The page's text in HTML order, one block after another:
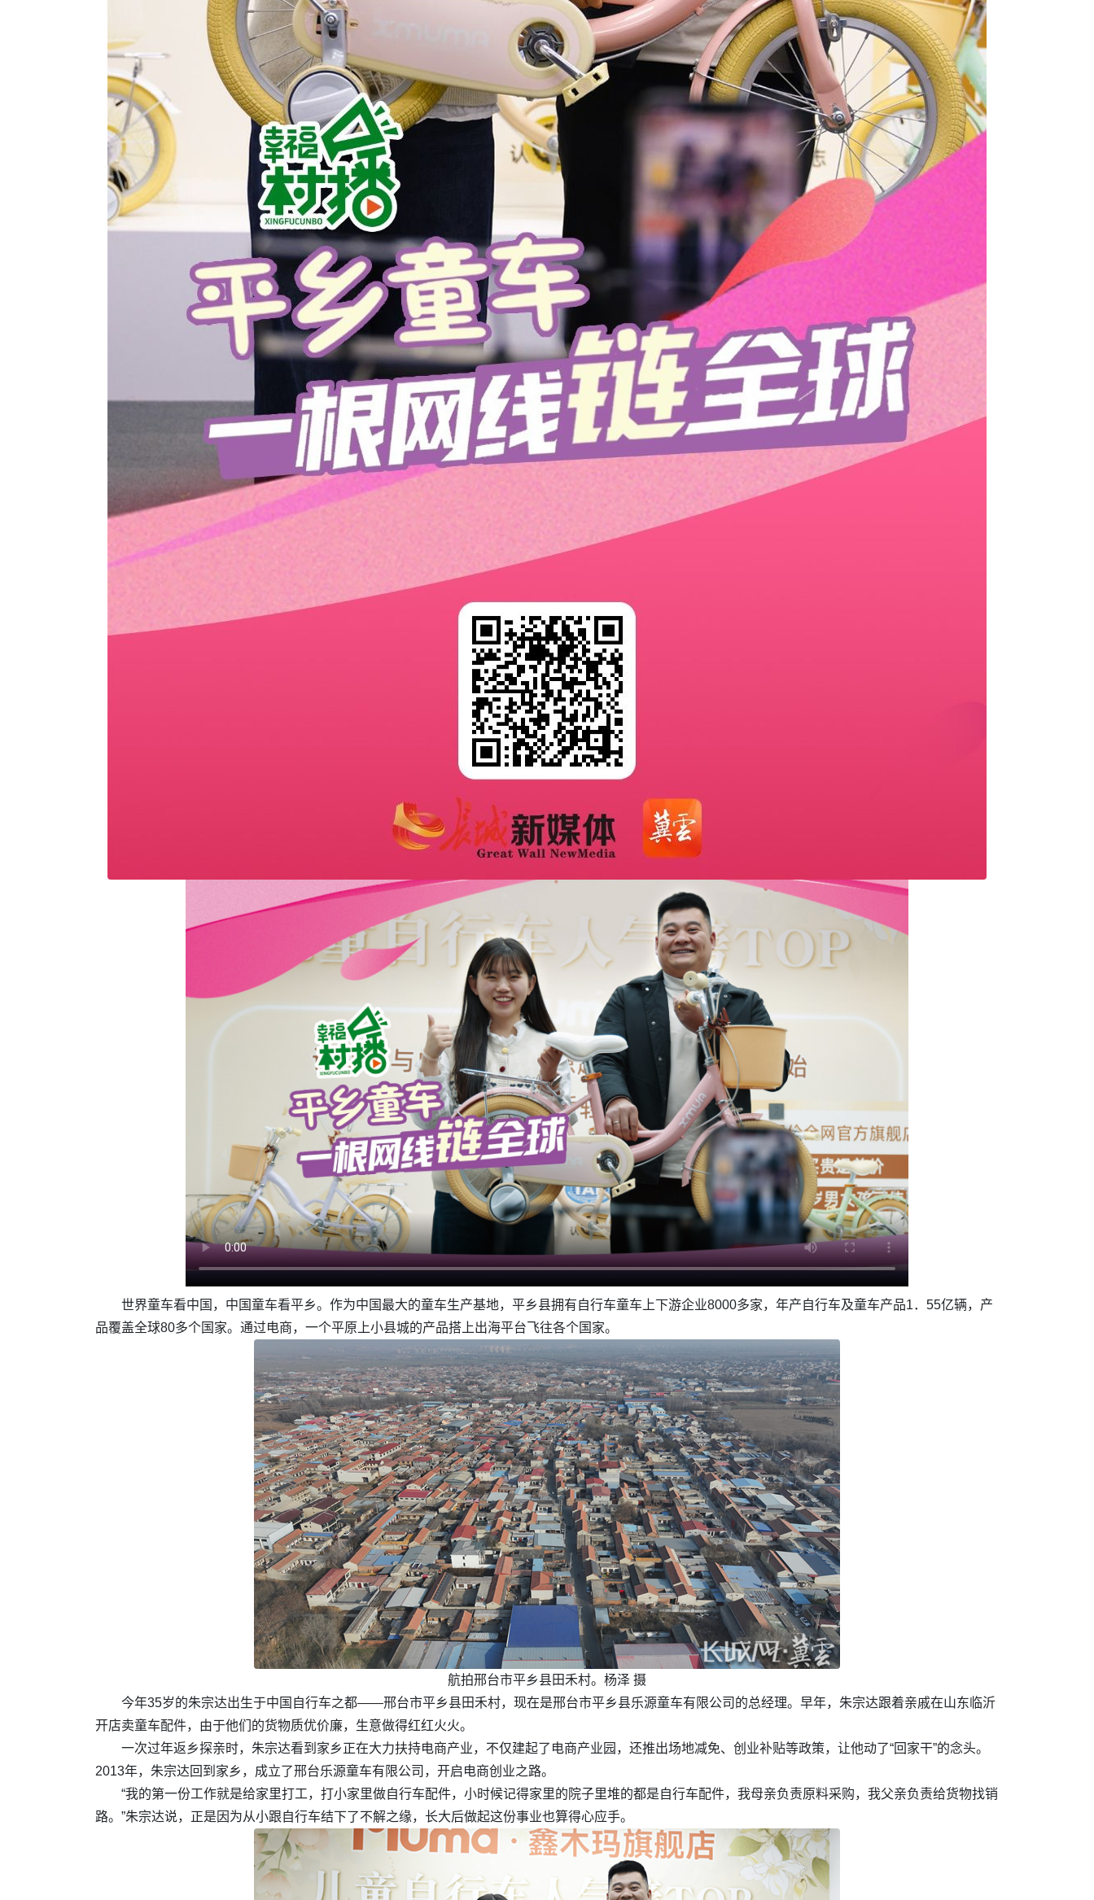
世界童车看中国，中国童车看平乡。作为中国最大的童车生产基地，平乡县拥有自行车童车上下游企业8000多家，年产自行车及童车产品1．55亿辆，产
品覆盖全球80多个国家。通过电商，一个平原上小县城的产品搭上出海平台飞往各个国家。
航拍邢台市平乡县田禾村。杨泽 摄
今年35岁的朱宗达出生于中国自行车之都——邢台市平乡县田禾村，现在是邢台市平乡县乐源童车有限公司的总经理。早年，朱宗达跟着亲戚在山东临沂
开店卖童车配件，由于他们的货物质优价廉，生意做得红红火火。
一次过年返乡探亲时，朱宗达看到家乡正在大力扶持电商产业，不仅建起了电商产业园，还推出场地减免、创业补贴等政策，让他动了“回家干”的念头。
2013年，朱宗达回到家乡，成立了邢台乐源童车有限公司，开启电商创业之路。
“我的第一份工作就是给家里打工，打小家里做自行车配件，小时候记得家里的院子里堆的都是自行车配件，我母亲负责原料采购，我父亲负责给货物找销
路。”朱宗达说，正是因为从小跟自行车结下了不解之缘，长大后做起这份事业也算得心应手。